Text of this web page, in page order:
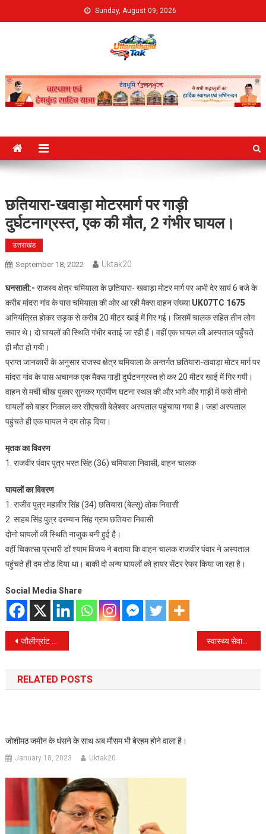
to
Sunday, August 09, 2026
Uttarakhand Tak
छतियारा-खवाड़ा मोटरमार्ग पर गाड़ी
दुर्घटनाग्रस्त, एक की मौत, 2 गंभीर घायल।
उत्तराखंड
September 18, 2022 Uktak20
घनसाली:- राजस्व क्षेत्र चमियाला के छतियारा- खवाड़ा मोटर मार्ग पर अभी देर सायं 6 बजे के
करीब मांदरा गांव के पास चमियाला की ओर आ रही मैक्स वाहन संख्याUK07TC 1675
अनियंत्रित होकर सड़क से करीब 20 मीटर खाई में गिर गई। जिसमें चालक सहित तीन लोग
सवार थे। दो घायलों की स्थिति गंभीर बताई जा रही हैं। वहीं एक घायल की अस्पताल पहुँचते
ही मौत हो गयी।
प्राप्त जानकारी के अनुसार राजस्व क्षेत्र चमियाला के अन्तर्गत छतियारा-खवाड़ा मोटर मार्ग पर
मांदरा गांव के पास अचानक एक मैक्स गाड़ी दुर्घटनग्रस्त हो कर 20 मीटर खाई में गिर गयी।
वाहन से मची चीख पुकार सुनकर ग्रामीण घटना स्थल की और भागे और गाड़ी में फसे तीनो
घायलों को बाहर निकाल कर सीएचसी बेलेश्वर अस्पताल पहुंचाया गया है। जहां अस्पताल
पहुंचते ही एक घायल ने दम तोड़ दिया।
मृतक का विवरण
1. राजवीर पंवार पुत्र भरत सिंह (36) चमियाला निवासी, वाहन चालक
घायलों का विवरण
1. राजीव पुत्र महावीर सिंह (34) छतियारा (बेल्सू) तोक निवासी
2. साहब सिंह पुत्र दरम्यान सिंह ग्राम छतियरा निवासी
दोनो घायलों की स्थिति नाजुक बनी हुई है।
वहीं चिकत्सा प्रभारी डॉ श्याम विजय ने बताया कि वाहन चालक राजवीर पंवार ने अस्पताल
पहुंचते ही दम तोड दिया था। बाकी दो अन्य घायलों को हायर सेंटर रेफर किया जा रहा है।
Social Media Share
Post
navigation
जौलीग्रांट एयरपोर्ट पहुँचा शहीद प्रवीन सिंह का पार्थिव शरीर, स्वास्थ्य सेवाओं के अभाव में रेफर सेंटर बना पीपीपी मोड़ में संचालित सीएचसी बेलेश्वर।
RELATED POSTS
जोशीमठ जमीन के धंसने के साथ अब मौसम भी बेरहम होने वाला है।
January 18, 2023 Uktak20